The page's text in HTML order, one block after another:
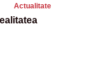
Actualitate